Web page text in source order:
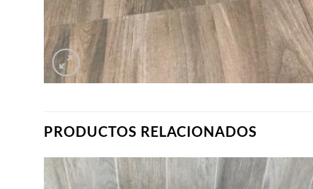
PRODUCTOS RELACIONADOS